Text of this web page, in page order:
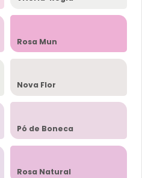
Rosa Mun
Nova Flor
Pó de Boneca
Rosa Natural